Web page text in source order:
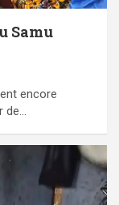
Samu
encore
de…